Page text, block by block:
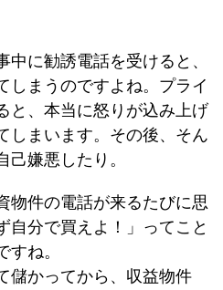
中に勧誘電話を受けると、
しまうのですよね。プライ
と、本当に怒りが込み上げ
しまいます。その後、そん
己嫌悪したり。
物件の電話が来るたびに思
自分で買えよ！」ってこと
すね。
儲かってから、収益物件